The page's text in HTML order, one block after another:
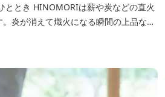
炭などの直火
炎が消えて熾火になる瞬間の上品な香
熟成させた上質な牛肉を塊でじっくり
出す味わいの繊細さと豪快さをコース